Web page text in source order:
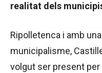
realitat dels
Ripolletenca i amb
municipalisme,
volgut ser present per